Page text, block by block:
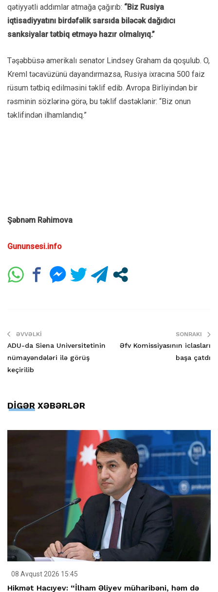
qətiyyətli addımlar atmağa çağırıb: “Biz Rusiya
iqtisadiyyatını birdəfəlik sarsıda biləcək dağıdıcı
sanksiyalar tətbiq etməyə hazır olmalıyıq.”
Təşəbbüsə amerikalı senator Lindsey Graham da qoşulub. O,
Kreml təcavüzünü dayandırmazsa, Rusiya ixracına 500 faiz
rüsum tətbiq edilməsini təklif edib. Avropa Birliyindən bir
rəsminin sözlərinə görə, bu təklif dəstəklənir: “Biz onun
təklifindən ilhamlandıq.”
Şəbnəm Rəhimova
Gununsesi.info
ƏVVƏLKI
ADU-da Siena Universitetinin
nümayəndələri ilə görüş
keçirilib
SONRAKI
Əfv Komissiyasının iclasları
başa çatdı
DİGƏR XƏBƏRLƏR
08 Avqust 2026 15:45
Hikmət Hacıyev: “İlham Əliyev müharibəni, həm də